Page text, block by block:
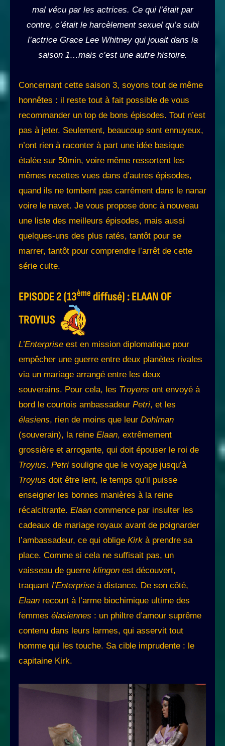
mal vécu par les actrices. Ce qui l’était par
contre, c’était le harcèlement sexuel qu’a subi
l’actrice Grace Lee Whitney qui jouait dans la
saison 1…mais c’est une autre histoire.
Concernant cette saison 3, soyons tout de même
honnêtes : il reste tout à fait possible de vous
recommander un top de bons épisodes. Tout n’est
pas à jeter. Seulement, beaucoup sont ennuyeux,
n’ont rien à raconter à part une idée basique
étalée sur 50min, voire même ressortent les
mêmes recettes vues dans d’autres épisodes,
quand ils ne tombent pas carrément dans le nanar
voire le navet. Je vous propose donc à nouveau
une liste des meilleurs épisodes, mais aussi
quelques-uns des plus ratés, tantôt pour se
marrer, tantôt pour comprendre l’arrêt de cette
série culte.
EPISODE 2 (13ème diffusé) : ELAAN OF
TROYIUS
L’Enterprise est en mission diplomatique pour
empêcher une guerre entre deux planètes rivales
via un mariage arrangé entre les deux
souverains. Pour cela, les Troyens ont envoyé à
bord le courtois ambassadeur Petri, et les
élasiens, rien de moins que leur Dohlman
(souverain), la reine Elaan, extrêmement
grossière et arrogante, qui doit épouser le roi de
Troyius. Petri souligne que le voyage jusqu’à
Troyius doit être lent, le temps qu’il puisse
enseigner les bonnes manières à la reine
récalcitrante. Elaan commence par insulter les
cadeaux de mariage royaux avant de poignarder
l’ambassadeur, ce qui oblige Kirk à prendre sa
place. Comme si cela ne suffisait pas, un
vaisseau de guerre klingon est découvert,
traquant l’Enterprise à distance. De son côté,
Elaan recourt à l’arme biochimique ultime des
femmes élasiennes : un philtre d’amour suprême
contenu dans leurs larmes, qui asservit tout
homme qui les touche. Sa cible imprudente : le
capitaine Kirk.